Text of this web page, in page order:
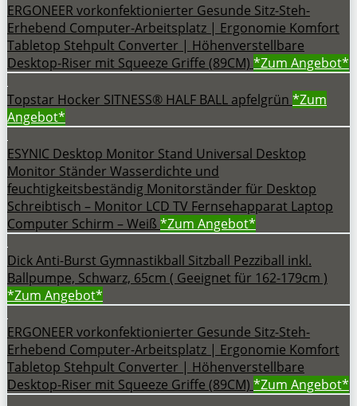
ERGONEER vorkonfektionierter Gesunde Sitz-Steh-
Erhebend Computer-Arbeitsplatz | Ergonomie Komfort
Tabletop Stehpult Converter | Höhenverstellbare
Desktop-Riser mit Squeeze Griffe (89CM) *Zum Angebot*
Topstar Hocker SITNESS® HALF BALL apfelgrün *Zum
Angebot*
ESYNIC Desktop Monitor Stand Universal Desktop
Monitor Ständer Wasserdichte und
feuchtigkeitsbeständig Monitorständer für Desktop
Schreibtisch – Monitor LCD TV Fernsehapparat Laptop
Computer Schirm – Weiß *Zum Angebot*
Dick Anti-Burst Gymnastikball Sitzball Pezziball inkl.
Ballpumpe, Schwarz, 65cm ( Geeignet für 162-179cm )
*Zum Angebot*
ERGONEER vorkonfektionierter Gesunde Sitz-Steh-
Erhebend Computer-Arbeitsplatz | Ergonomie Komfort
Tabletop Stehpult Converter | Höhenverstellbare
Desktop-Riser mit Squeeze Griffe (89CM) *Zum Angebot*